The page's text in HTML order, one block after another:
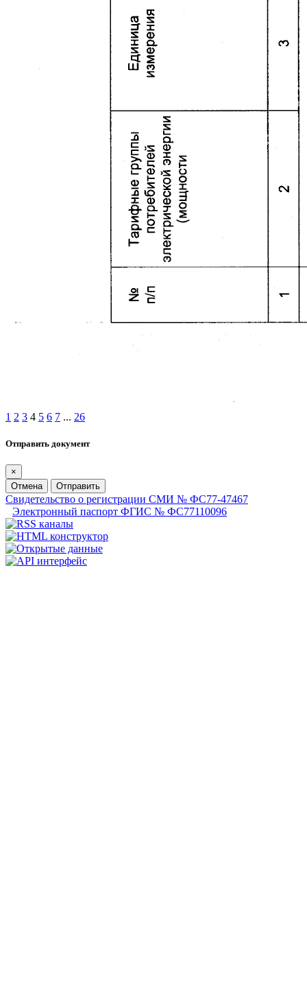
1 2 3 4 5 6 7 ... 26
Отправить документ
×
Отмена
Отправить
Свидетельство о регистрации СМИ № ФС77-47467
Электронный паспорт ФГИС № ФС77110096